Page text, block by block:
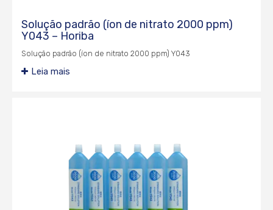
Solução padrão (íon de nitrato 2000 ppm)
Y043 – Horiba
Solução padrão (íon de nitrato 2000 ppm) Y043
Leia mais